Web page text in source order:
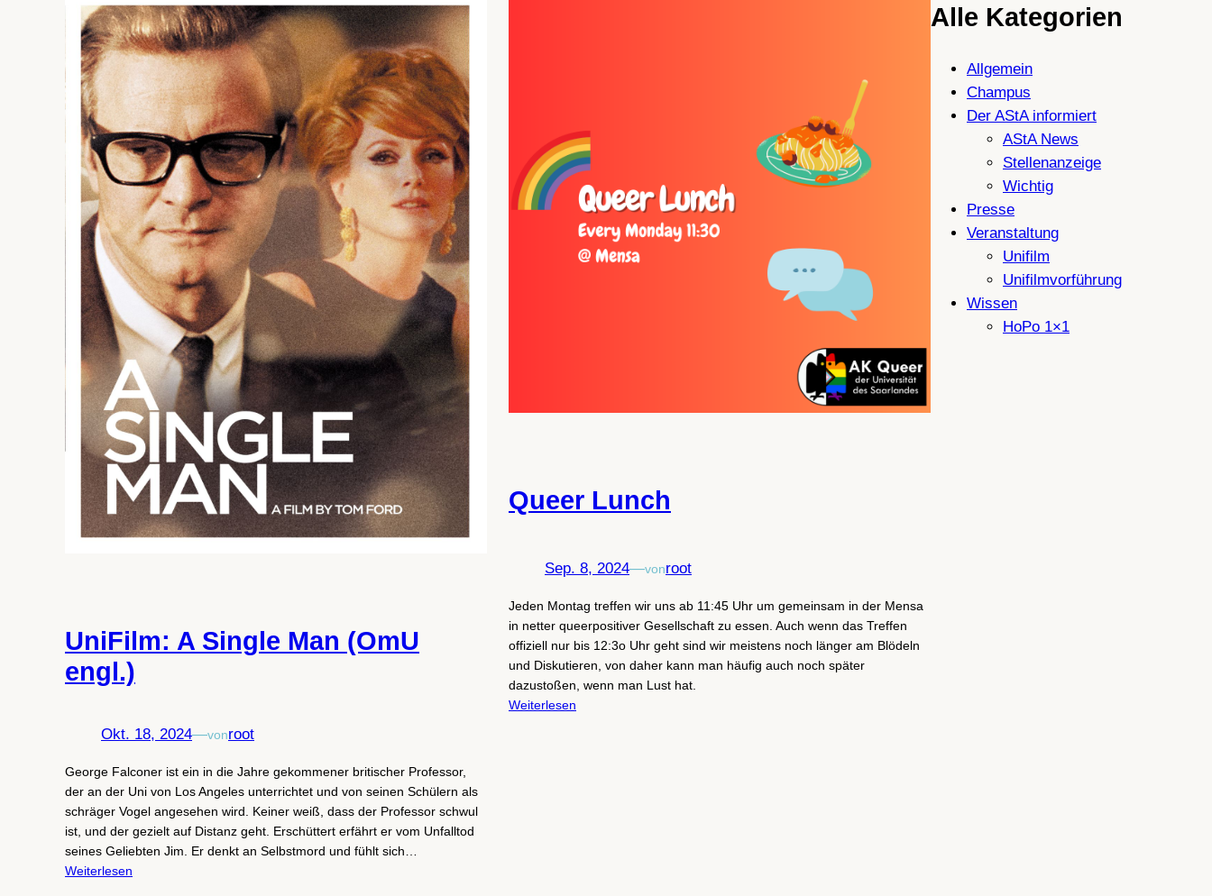
UniFilm: A Single Man (OmU
engl.)
Okt. 18, 2024—vonroot
George Falconer ist ein in die Jahre gekommener britischer Professor,
der an der Uni von Los Angeles unterrichtet und von seinen Schülern als
schräger Vogel angesehen wird. Keiner weiß, dass der Professor schwul
ist, und der gezielt auf Distanz geht. Erschüttert erfährt er vom Unfalltod
seines Geliebten Jim. Er denkt an Selbstmord und fühlt sich…
Weiterlesen
Queer Lunch
Sep. 8, 2024—vonroot
Jeden Montag treffen wir uns ab 11:45 Uhr um gemeinsam in der Mensa
in netter queerpositiver Gesellschaft zu essen. Auch wenn das Treffen
offiziell nur bis 12:3o Uhr geht sind wir meistens noch länger am Blödeln
und Diskutieren, von daher kann man häufig auch noch später
dazustoßen, wenn man Lust hat.
Weiterlesen
Alle Kategorien
Allgemein
Champus
Der AStA informiert
AStA News
Stellenanzeige
Wichtig
Presse
Veranstaltung
Unifilm
Unifilmvorführung
Wissen
HoPo 1×1